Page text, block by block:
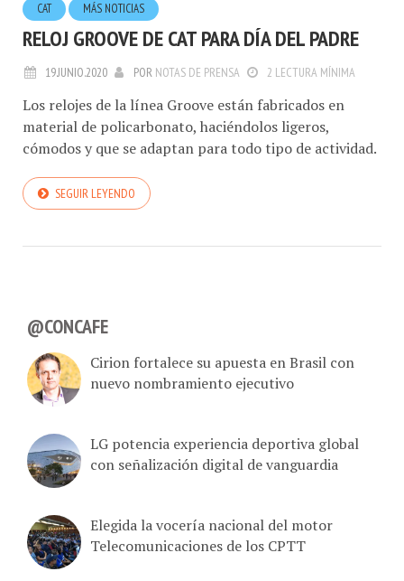
CAT MÁS NOTICIAS
RELOJ GROOVE DE CAT PARA DÍA DEL PADRE
19.JUNIO.2020 POR NOTAS DE PRENSA 2 LECTURA MÍNIMA
Los relojes de la línea Groove están fabricados en
material de policarbonato, haciéndolos ligeros,
cómodos y que se adaptan para todo tipo de actividad.
SEGUIR LEYENDO
@CONCAFE
Cirion fortalece su apuesta en Brasil con
nuevo nombramiento ejecutivo
LG potencia experiencia deportiva global
con señalización digital de vanguardia
Elegida la vocería nacional del motor
Telecomunicaciones de los CPTT